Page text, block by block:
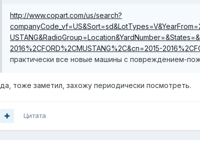
http://www.copart.com/us/search?
2016%2CFORD%2CMUSTANG%2C&cn=2015-
практически все новые машины с повреждением-
да, тоже заметил, захожу периодически посмотреть.
Цитата